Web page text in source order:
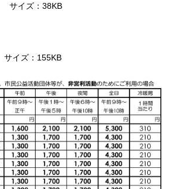
サイズ：38KB
サイズ：155KB